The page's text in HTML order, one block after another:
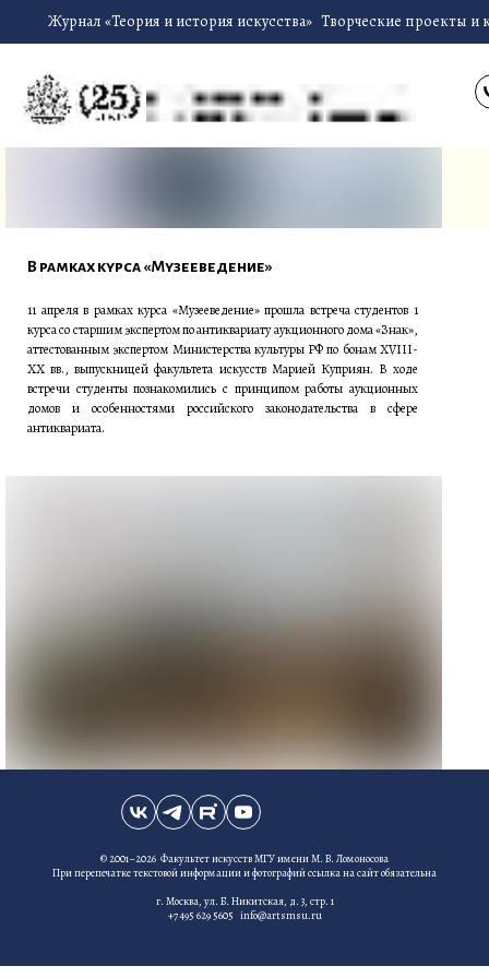
Журнал «Теория и история искусства» Творческие проекты и
11 апреля в рамках курса «Музееведение» прошла встреча студентов 1
курса со старшим экспертом по антиквариату аукционного дома «Знак»,
аттестованным экспертом Министерства культуры РФ по бонам XVIII-
XX вв., выпускницей факультета искусств Марией Куприян. В ходе
встречи студенты познакомились с принципом работы аукционных
домов и особенностями российского законодательства в сфере
антиквариата.
В рамках курса «Музееведение»
© 2001–2026 Факультет искусств МГУ имени М. В. Ломоносова
При перепечатке текстовой информации и фотографий ссылка на сайт обязательна
г. Москва, ул. Б. Никитская, д. 3, стр. 1
+7 495 629 5605 info@artsmsu.ru